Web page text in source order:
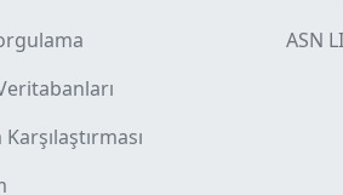
ASN